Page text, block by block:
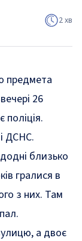
2 хв
предмета
26
ДСНС.
близько
гралися в
з них. Там
а двоє